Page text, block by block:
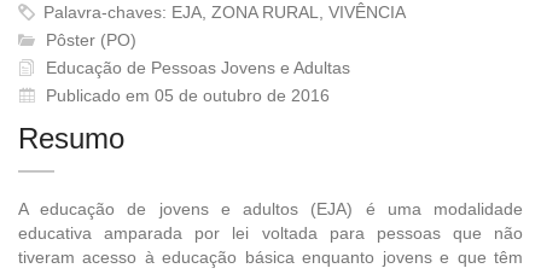
Palavra-chaves: EJA, ZONA RURAL, VIVÊNCIA
Pôster (PO)
Educação de Pessoas Jovens e Adultas
Publicado em 05 de outubro de 2016
Resumo
A educação de jovens e adultos (EJA) é uma modalidade
educativa amparada por lei voltada para pessoas que não
tiveram acesso à educação básica enquanto jovens e que têm